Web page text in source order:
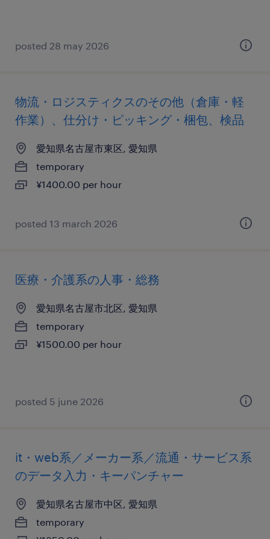
posted 28 may 2026
物流・ロジスティクスのその他（倉庫・軽
作業）、仕分け・ピッキング・梱包、検品
愛知県名古屋市東区, 愛知県
temporary
¥1400.00 per hour
posted 13 march 2026
医療・介護系の人事・総務
愛知県名古屋市北区, 愛知県
temporary
¥1500.00 per hour
posted 5 june 2026
it・web系／メーカー系／流通・サービス系
のデータ入力・キーパンチャー
愛知県名古屋市中区, 愛知県
temporary